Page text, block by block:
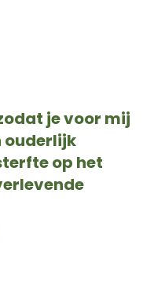
je voor mij
ouderlijk
op het